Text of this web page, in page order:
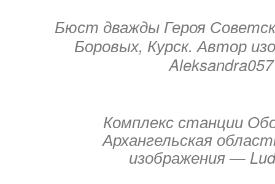
Бюст дважды Героя
Боровых, Курск. Автор
Aleksandra057
Комплекс станции
Архангельская
изображения —